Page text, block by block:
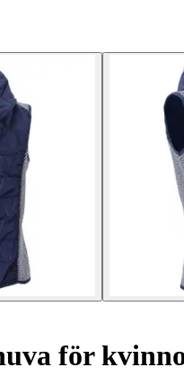
för